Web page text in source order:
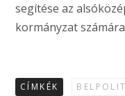
segítése az
kormányzat
CÍMKÉK